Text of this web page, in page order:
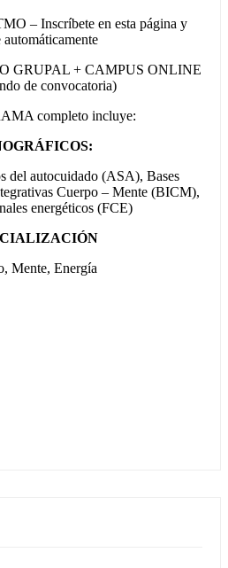
– Inscríbete en esta página y
automáticamente
GRUPAL + CAMPUS ONLINE
de convocatoria)
completo incluye:
del autocuidado (ASA), Bases
Cuerpo – Mente (BICM),
energéticos (FCE)
Mente, Energía